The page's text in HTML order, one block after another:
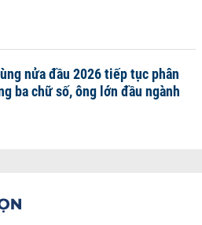
nửa đầu 2026 tiếp tục phân
ba chữ số, ông lớn đầu ngành